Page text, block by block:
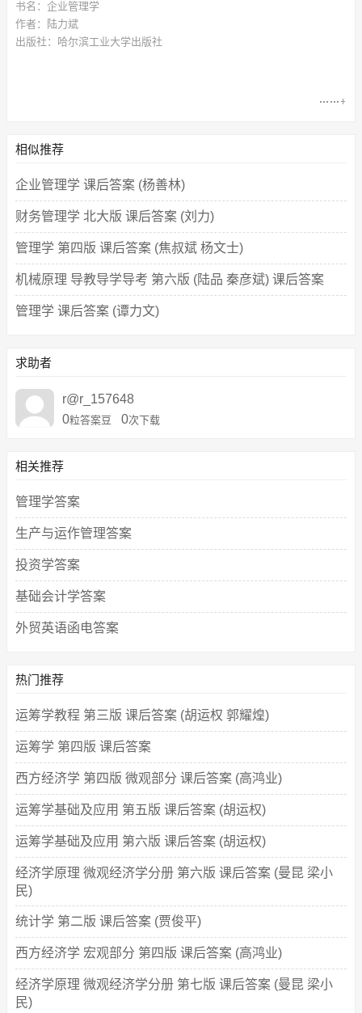
书名：企业管理学
作者：陆力斌
出版社：哈尔滨工业大学出版社
相似推荐
企业管理学 课后答案 (杨善林)
财务管理学 北大版 课后答案 (刘力)
管理学 第四版 课后答案 (焦叔斌 杨文士)
机械原理 导教导学导考 第六版 (陆品 秦彦斌) 课后答案
管理学 课后答案 (谭力文)
求助者
r@r_157648
0粒答案豆 0次下载
相关推荐
管理学答案
生产与运作管理答案
投资学答案
基础会计学答案
外贸英语函电答案
热门推荐
运筹学教程 第三版 课后答案 (胡运权 郭耀煌)
运筹学 第四版 课后答案
西方经济学 第四版 微观部分 课后答案 (高鸿业)
运筹学基础及应用 第五版 课后答案 (胡运权)
运筹学基础及应用 第六版 课后答案 (胡运权)
经济学原理 微观经济学分册 第六版 课后答案 (曼昆 梁小
民)
统计学 第二版 课后答案 (贾俊平)
西方经济学 宏观部分 第四版 课后答案 (高鸿业)
经济学原理 微观经济学分册 第七版 课后答案 (曼昆 梁小
民)